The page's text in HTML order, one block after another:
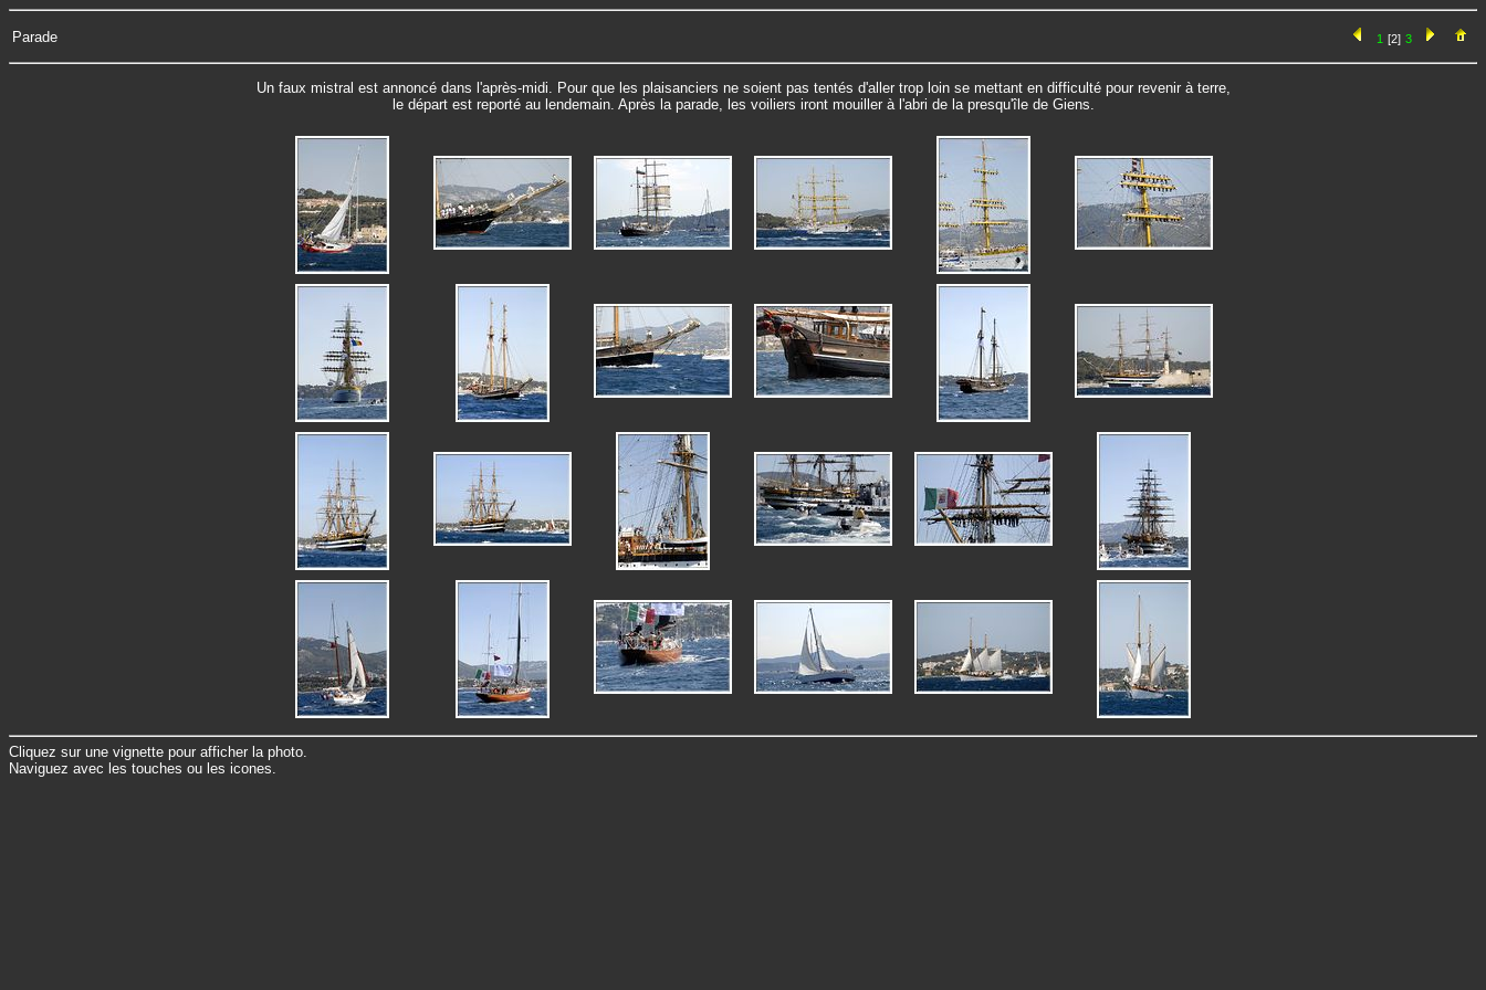
Parade 1 [2] 3
Un faux mistral est annoncé dans l'après-midi. Pour que les plaisanciers ne soient pas tentés d'aller trop loin se mettant en difficulté pour revenir à terre,
le départ est reporté au lendemain. Après la parade, les voiliers iront mouiller à l'abri de la presqu'île de Giens.
Cliquez sur une vignette pour afficher la photo.
Naviguez avec les touches ou les icones.